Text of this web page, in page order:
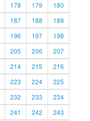
178 179
180
187 188
189
196 197
198
205 206
207
214 215
216
223 224
225
232 233
234
241 242
243